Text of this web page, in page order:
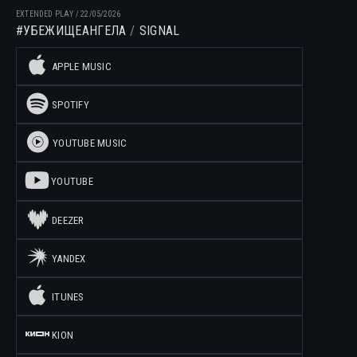
EXTENDED PLAY /22/05/2026
#УБЕЖИЩЕАНГЕЛА SIGNAL
APPLE MUSIC
SPOTIFY
YOUTUBE MUSIC
YOUTUBE
DEEZER
YANDEX
ITUNES
KION